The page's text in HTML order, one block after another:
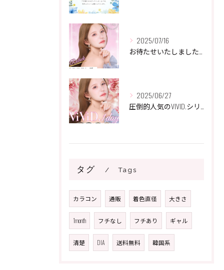
2025/07/16
お待たせいたしました☘️
2025/06/27
圧倒的人気のVIVID.シリーズ🌸
タグ Tags
カラコン 通販 着色直径 大きさ
1month フチなし フチあり ギャル
清楚 DIA 送料無料 韓国系